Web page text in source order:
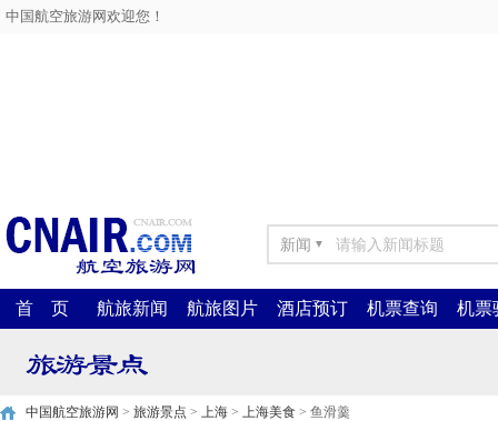
中国航空旅游网欢迎您！
新闻 ▼
首 页 航旅新闻 航旅图片 酒店预订 机票查询 机票
中国航空旅游网 > 旅游景点 > 上海 > 上海美食 > 鱼滑羹